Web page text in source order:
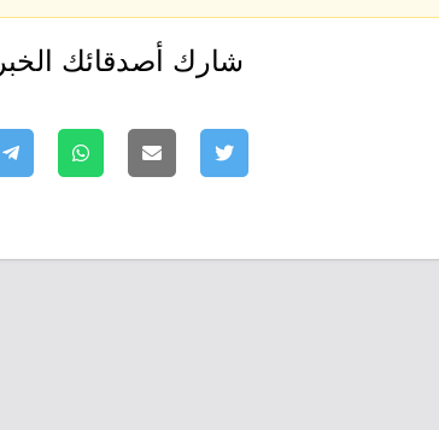
شارك أصدقائك الخبر